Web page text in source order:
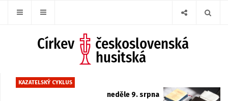
KAZATELSKÝ CYKLUS
neděle 9. srpna